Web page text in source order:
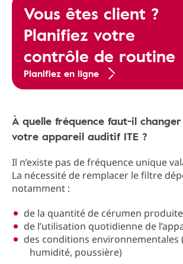
Vous êtes client ?
Planifiez votre
contrôle de routine
Planifiez en ligne
À quelle fréquence faut-il
votre appareil auditif ITE ?
Il n’existe pas de fréquence unique
La nécessité de remplacer le filtre
notamment :
de la quantité de cérumen produite
de l’utilisation quotidienne de
des conditions environnementales
humidité, poussière)